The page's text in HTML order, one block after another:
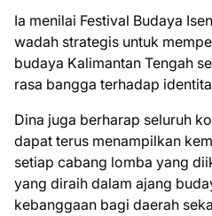
Ia menilai Festival Budaya
wadah strategis untuk
budaya Kalimantan Tengah
rasa bangga terhadap
Dina juga berharap seluruh
dapat terus menampilkan
setiap cabang lomba yang
yang diraih dalam ajang
kebanggaan bagi daerah